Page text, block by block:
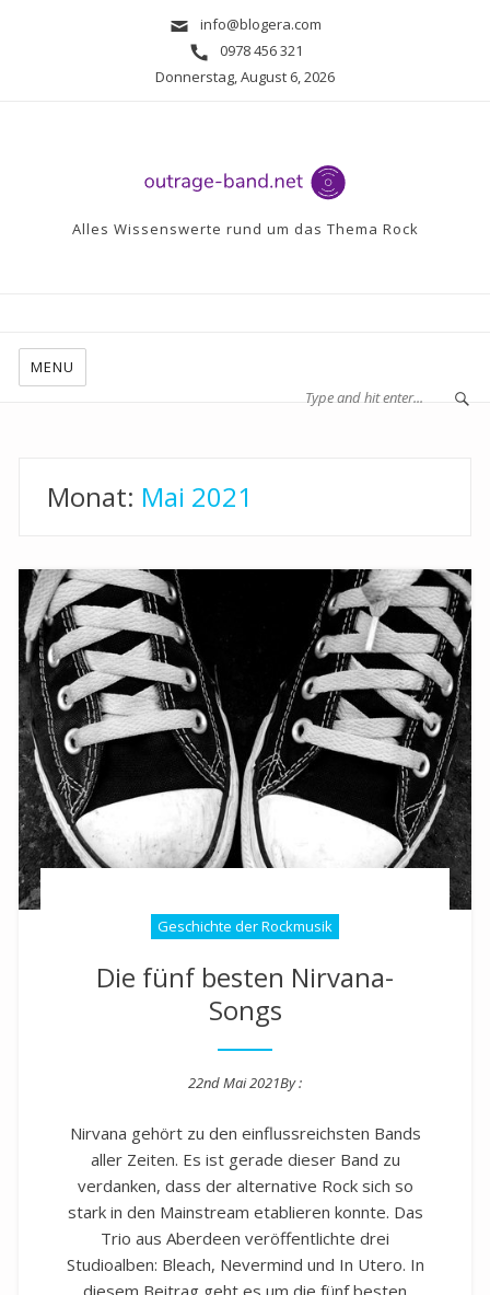
info@blogera.com
0978 456 321
Donnerstag, August 6, 2026
Alles Wissenswerte rund um das Thema Rock
MENU
Monat: Mai 2021
Geschichte der Rockmusik
Die fünf besten Nirvana-
Songs
22nd Mai 2021By :
Nirvana gehört zu den einflussreichsten Bands
aller Zeiten. Es ist gerade dieser Band zu
verdanken, dass der alternative Rock sich so
stark in den Mainstream etablieren konnte. Das
Trio aus Aberdeen veröffentlichte drei
Studioalben: Bleach, Nevermind und In Utero. In